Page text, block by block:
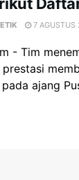
7 AGUSTUS
- Tim
prestasi
ajang